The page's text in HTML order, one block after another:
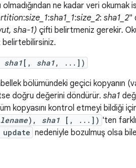
ne kadar veri
:size_1:sha1_1:size_2: sha1_2"
sha-1) çifti belirtmeniz gerekir.
belirtebilirsiniz.
sha1 [, sha1 , ...])
bölümündeki geçici kopyanın
doğru değerini döndürür. sha1
kopyasını kontrol etmeyi bildiği
), sha1 [, ...]) 'ten
nedeniyle bozulmuş olsa bile